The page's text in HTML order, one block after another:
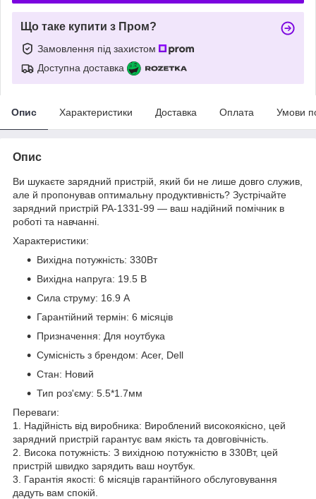
Що таке купити з Пром?
Замовлення під захистом
Доступна доставка
Опис Характеристики Доставка Оплата Умови
Опис
Ви шукаєте зарядний пристрій, який би не лише довго служив,
але й пропонував оптимальну продуктивність? Зустрічайте
зарядний пристрій PA-1331-99 — ваш надійний помічник в
роботі та навчанні.
Характеристики:
Вихідна потужність: 330Вт
Вихідна напруга: 19.5 В
Сила струму: 16.9 A
Гарантійний термін: 6 місяців
Призначення: Для ноутбука
Сумісність з брендом: Acer, Dell
Стан: Новий
Тип роз'єму: 5.5*1.7мм
Переваги:
1. Надійність від виробника: Вироблений високоякісно, цей
зарядний пристрій гарантує вам якість та довговічність.
2. Висока потужність: З вихідною потужністю в 330Вт, цей
пристрій швидко зарядить ваш ноутбук.
3. Гарантія якості: 6 місяців гарантійного обслуговування
дадуть вам спокій.